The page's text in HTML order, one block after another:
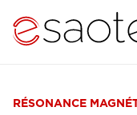
RÉSONANCE